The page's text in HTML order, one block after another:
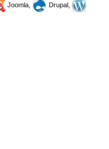
Joomla,
Drupal,